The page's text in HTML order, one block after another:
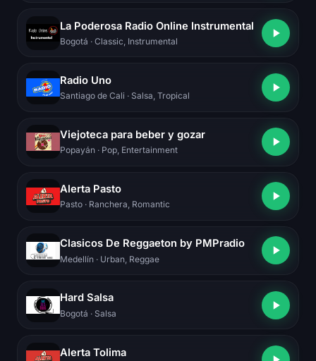
La Poderosa Radio Online Instrumental
Bogotá · Classic, Instrumental
Radio Uno
Santiago de Cali · Salsa, Tropical
Viejoteca para beber y gozar
Popayán · Pop, Entertainment
Alerta Pasto
Pasto · Ranchera, Romantic
Clasicos De Reggaeton by PMPradio
Medellín · Urban, Reggae
Hard Salsa
Bogotá · Salsa
Alerta Tolima